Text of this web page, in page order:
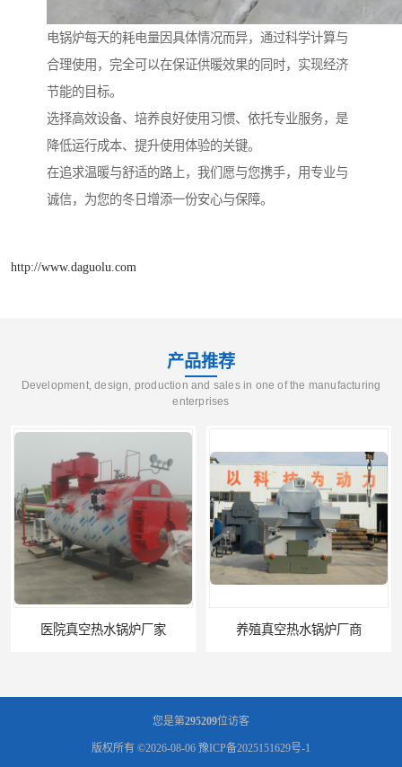
电锅炉每天的耗电量因具体情况而异，通过科学计算与
合理使用，完全可以在保证供暖效果的同时，实现经济
节能的目标。
选择高效设备、培养良好使用习惯、依托专业服务，是
降低运行成本、提升使用体验的关键。
在追求温暖与舒适的路上，我们愿与您携手，用专业与
诚信，为您的冬日增添一份安心与保障。
http://www.daguolu.com
产品推荐
Development, design, production and sales in one of the manufacturing
enterprises
医院真空热水锅炉厂家 养殖真空热水锅炉厂商
您是第295209位访客
版权所有 ©2026-08-06 豫ICP备2025151629号-1